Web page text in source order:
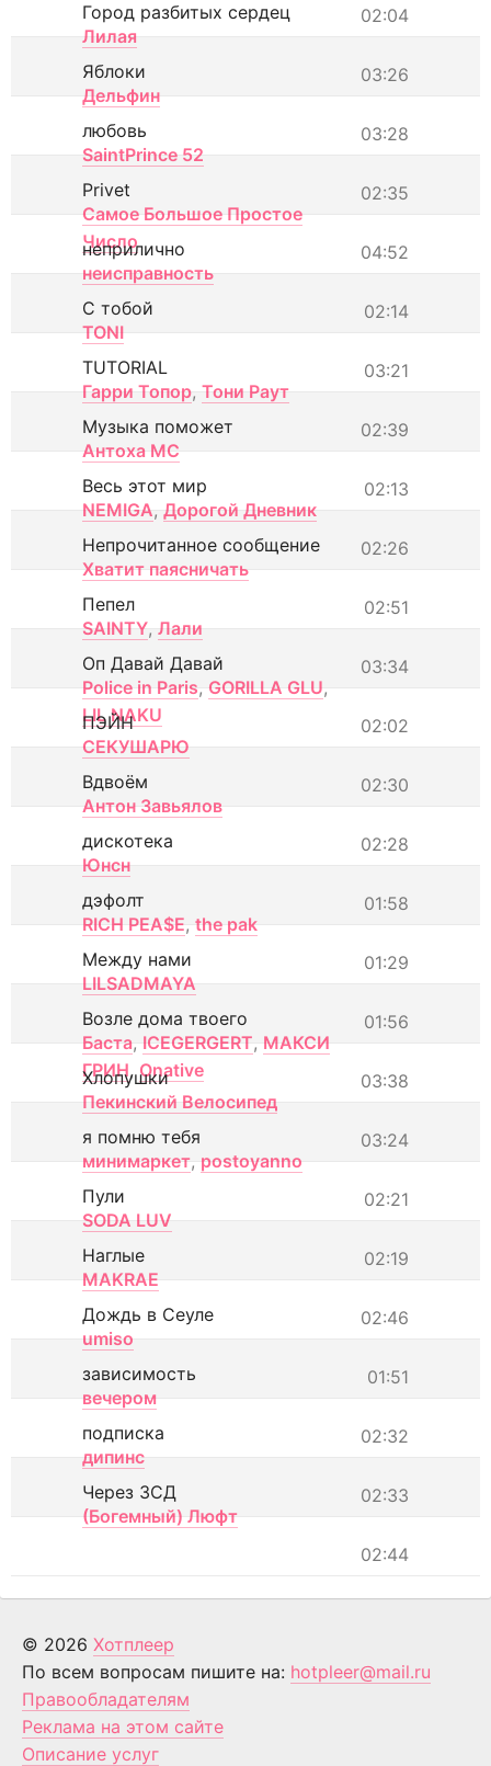
02:04
Город разбитых сердец
Лилая
03:26
Яблоки
Дельфин
03:28
любовь
SaintPrince 52
02:35
Privet
Самое Большое Простое
Число
04:52
неприлично
неисправность
02:14
С тобой
TONI
03:21
TUTORIAL
Гарри Топор, Тони Раут
02:39
Музыка поможет
Антоха МС
02:13
Весь этот мир
NEMIGA, Дорогой Дневник
02:26
Непрочитанное сообщение
Хватит паясничать
02:51
Пепел
SAINTY, Лали
03:34
Оп Давай Давай
Police in Paris, GORILLA GLU,
LIL NAKU
02:02
ПЭЙН
СЕКУШАРЮ
02:30
Вдвоём
Антон Завьялов
02:28
дискотека
Юнсн
01:58
дэфолт
RICH PEA$E, the pak
01:29
Между нами
LILSADMAYA
01:56
Возле дома твоего
Баста, ICEGERGERT, МАКСИ
ГРИН, Onative 03:38
Хлопушки
Пекинский Велосипед
03:24
я помню тебя
минимаркет, postoyanno
02:21
Пули
SODA LUV
02:19
Наглые
MAKRAE
02:46
Дождь в Сеуле
umiso
01:51
зависимость
вечером
02:32
подписка
дипинс
02:33
Через ЗСД
(Богемный) Люфт
02:44
© 2026 Хотплеер
По всем вопросам пишите на: hotpleer@mail.ru
Правообладателям
Реклама на этом сайте
Описание услуг